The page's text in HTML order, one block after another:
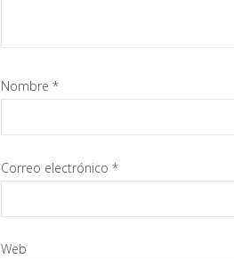
Nombre *
Correo electrónico *
Web